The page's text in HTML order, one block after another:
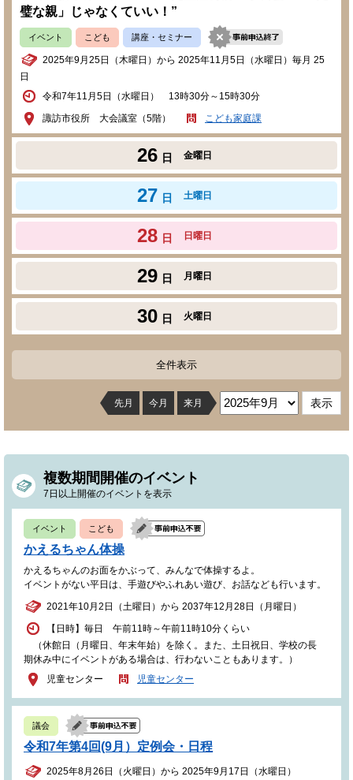
璧な親」じゃなくていい！”
イベント こども 講座・セミナー
2025年9月25日（木曜日）から 2025年11月5日（水曜日）毎月 25
日
令和7年11月5日（水曜日） 13時30分～15時30分
諏訪市役所 大会議室（5階）
こども家庭課
26 日 金曜日
27 日 土曜日
28 日 日曜日
29 日 月曜日
30 日 火曜日
全件表示
先月 今月 来月
複数期間開催のイベント
7日以上開催のイベントを表示
イベント こども
かえるちゃん体操
かえるちゃんのお面をかぶって、みんなで体操するよ。
イベントがない平日は、手遊びやふれあい遊び、お話なども行います。
2021年10月2日（土曜日）から 2037年12月28日（月曜日）
【日時】毎日 午前11時～午前11時10分くらい
（休館日（月曜日、年末年始）を除く。また、土日祝日、学校の長
期休み中にイベントがある場合は、行わないこともあります。）
児童センター
児童センター
議会
令和7年第4回(9月）定例会・日程
2025年8月26日（火曜日）から 2025年9月17日（水曜日）